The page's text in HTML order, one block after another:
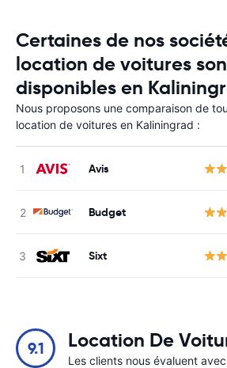
Certaines de nos
location de voitures
disponibles en
Nous proposons une comparaison de
location de voitures en Kaliningrad :
Avis
Budget
Sixt
9.1 Location De
Les clients nous évaluent